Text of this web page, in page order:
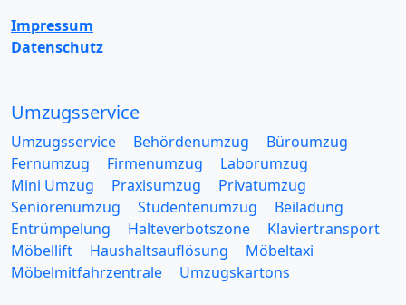
Impressum
Datenschutz
Umzugsservice
Umzugsservice Behördenumzug
Büroumzug
Fernumzug
Firmenumzug
Laborumzug
Mini Umzug
Praxisumzug
Privatumzug
Seniorenumzug
Studentenumzug
Beiladung
Entrümpelung
Halteverbotszone
Klaviertransport
Möbellift
Haushaltsauflösung
Möbeltaxi
Möbelmitfahrzentrale
Umzugskartons